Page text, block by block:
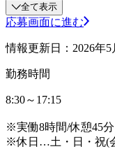
全て表示
応募画面に進む
情報更新日：2026年5
勤務時間
8:30～17:15
※実働8時間/休憩45分
※休日…土・日・祝(